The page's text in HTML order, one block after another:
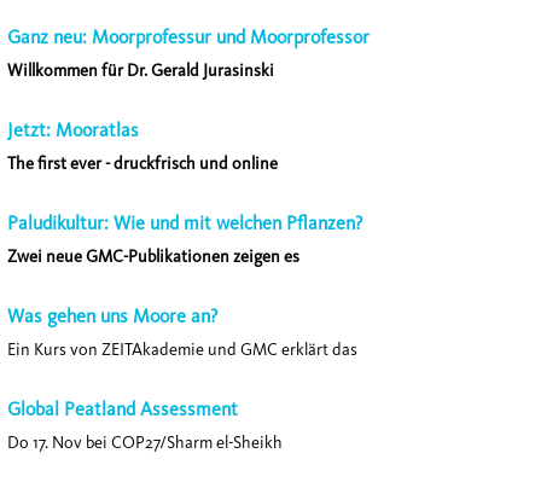
Ganz neu: Moorprofessur und Moorprofessor
Willkommen für Dr. Gerald Jurasinski
Jetzt: Mooratlas
The first ever - druckfrisch und online
Paludikultur: Wie und mit welchen Pflanzen?
Zwei neue GMC-Publikationen zeigen es
Was gehen uns Moore an?
Ein Kurs von ZEITAkademie und GMC erklärt das
Global Peatland Assessment
Do 17. Nov bei COP27/Sharm el-Sheikh